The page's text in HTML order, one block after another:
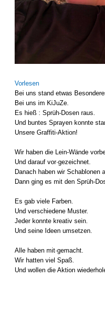
Vor­le­sen
Bei uns stand etwas
Bei uns im KiJu­Ze.
Es hieß : Sprüh-Dosen raus.
Und bun­tes Spray­en konn­te
Unse­re Graffiti-Aktion!
Wir haben die Lein-Wände
Und dar­auf vor·gezeichnet.
Danach haben wir Scha­blo­nen
Dann ging es mit den Sprüh-
Es gab vie­le Far­ben.
Und ver­schie­de­ne Mus­ter.
Jeder konn­te krea­tiv sein.
Und sei­ne Ideen umset­zen.
Alle haben mit·gemacht.
Wir hat­ten viel Spaß.
Und wol­len die Akti­on